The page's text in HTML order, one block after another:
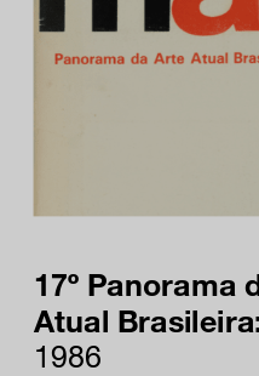
17º Panorama
Atual
1986